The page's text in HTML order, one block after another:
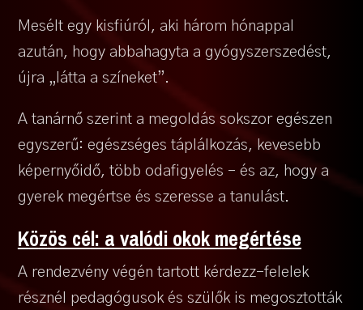
Mesélt egy kisfiúról, aki három hónappal
azután, hogy abbahagyta a gyógyszerszedést,
újra „látta a színeket”.
A tanárnő szerint a megoldás sokszor egészen
egyszerű: egészséges táplálkozás, kevesebb
képernyőidő, több odafigyelés – és az, hogy a
gyerek megértse és szeresse a tanulást.
Közös cél: a valódi okok megértése
A rendezvény végén tartott kérdezz-felelek
résznél pedagógusok és szülők is megosztották